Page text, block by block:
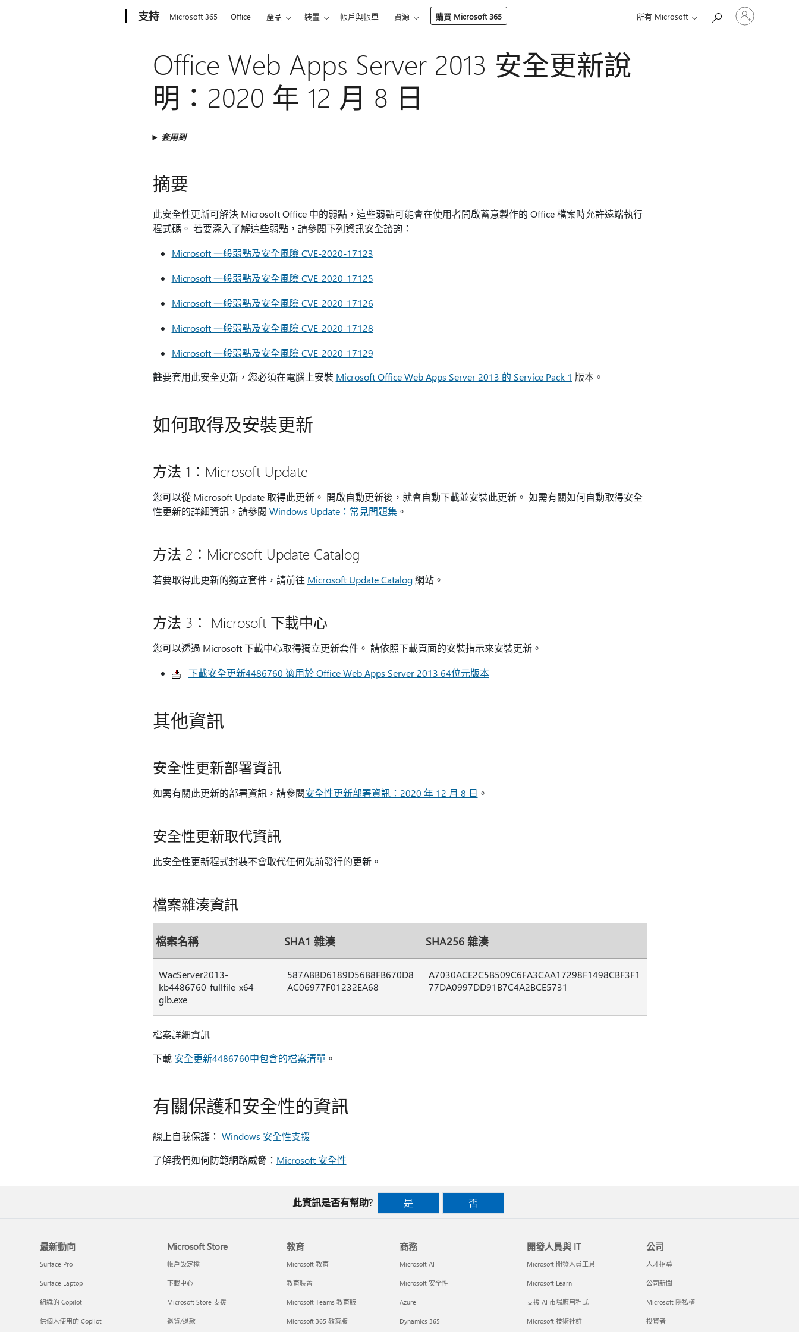
支持 Microsoft 365 Office 產品 裝置 帳戶與帳單 資源 購買 Microsoft 365 所有 Microsoft
登
入
Office Web Apps Server 2013 安全更新說
明：2020 年 12 月 8 日
套用到
摘要
此安全性更新可解決 Microsoft Office 中的弱點，這些弱點可能會在使用者開啟蓄意製作的 Office 檔案時允許遠端執行
程式碼。 若要深入了解這些弱點，請參閱下列資訊安全諮詢：
Microsoft 一般弱點及安全風險 CVE-2020-17123
Microsoft 一般弱點及安全風險 CVE-2020-17125
Microsoft 一般弱點及安全風險 CVE-2020-17126
Microsoft 一般弱點及安全風險 CVE-2020-17128
Microsoft 一般弱點及安全風險 CVE-2020-17129
註要套用此安全更新，您必須在電腦上安裝 Microsoft Office Web Apps Server 2013 的 Service Pack 1 版本。
如何取得及安裝更新
方法 1：Microsoft Update
您可以從 Microsoft Update 取得此更新。 開啟自動更新後，就會自動下載並安裝此更新。 如需有關如何自動取得安全
性更新的詳細資訊，請參閱 Windows Update：常見問題集。
方法 2：Microsoft Update Catalog
若要取得此更新的獨立套件，請前往 Microsoft Update Catalog網站。
方法 3： Microsoft 下載中心
您可以透過 Microsoft 下載中心取得獨立更新套件。 請依照下載頁面的安裝指示來安裝更新。
下載安全更新4486760 適用於 Office Web Apps Server 2013 64位元版本
其他資訊
安全性更新部署資訊
如需有關此更新的部署資訊，請參閱安全性更新部署資訊：2020 年 12 月 8 日 。
安全性更新取代資訊
此安全性更新程式封裝不會取代任何先前發行的更新。
檔案雜湊資訊
檔案名稱 SHA1 雜湊 SHA256 雜湊
WacServer2013-
kb4486760-fullfile-x64-
glb.exe
587ABBD6189D56B8FB670D8
AC06977F01232EA68
A7030ACE2C5B509C6FA3CAA17298F1498CBF3F1
77DA0997DD91B7C4A2BCE5731
檔案詳細資訊
下載 安全更新4486760中包含的檔案清單。
有關保護和安全性的資訊
線上自我保護： Windows 安全性支援
了解我們如何防範網路威脅： Microsoft 安全性
此資訊是否有幫助? 是 否
最新動向
Surface Pro
Surface Laptop
組織的 Copilot
供個人使用的 Copilot
Microsoft Store
帳戶設定檔
下載中心
Microsoft Store 支援
退貨/退款
教育
Microsoft 教育
教育裝置
Microsoft Teams 教育版
Microsoft 365 教育版
商務
Microsoft AI
Microsoft 安全性
Azure
Dynamics 365
開發人員與 IT
Microsoft 開發人員工具
Microsoft Learn
支援 AI 市場應用程式
Microsoft 技術社群
公司
人才招募
公司新聞
Microsoft 隱私權
投資者